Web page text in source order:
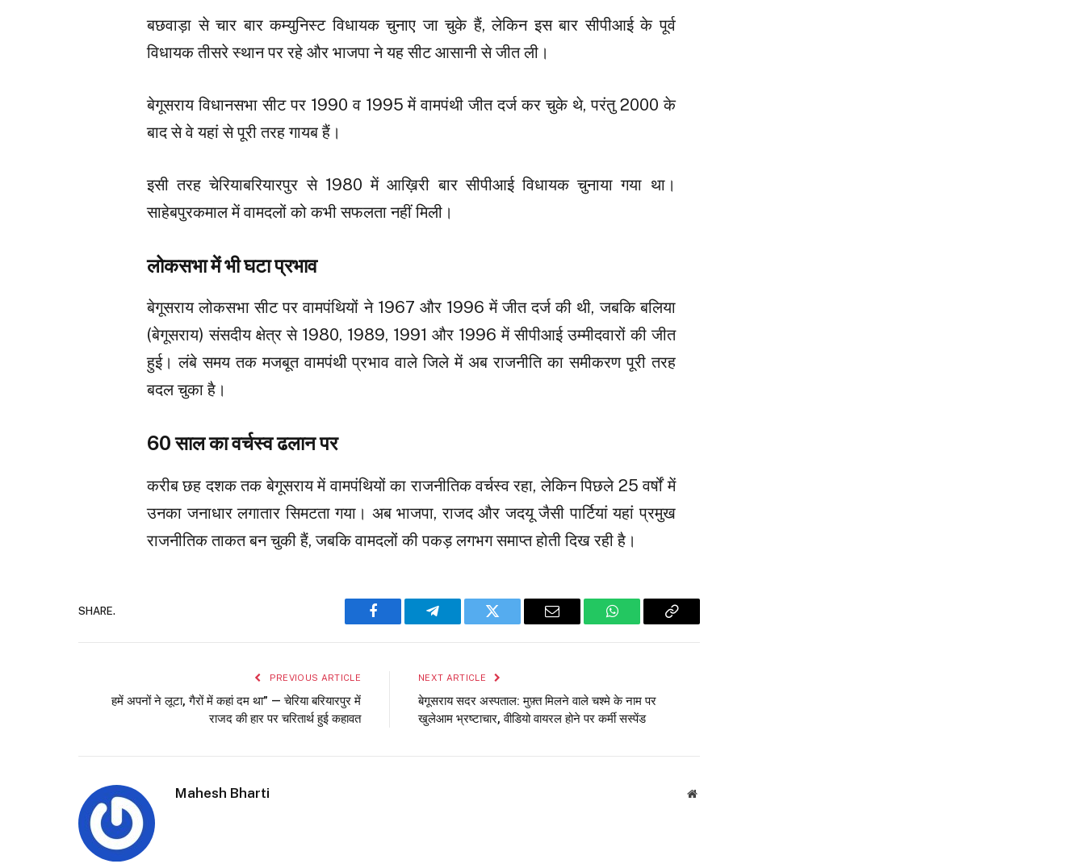
बछवाड़ा से चार बार कम्युनिस्ट विधायक चुनाए जा चुके हैं, लेकिन इस बार सीपीआई के पूर्व
विधायक तीसरे स्थान पर रहे और भाजपा ने यह सीट आसानी से जीत ली।
बेगूसराय विधानसभा सीट पर 1990 व 1995 में वामपंथी जीत दर्ज कर चुके थे, परंतु 2000 के
बाद से वे यहां से पूरी तरह गायब हैं।
इसी तरह चेरियाबरियारपुर से 1980 में आख़िरी बार सीपीआई विधायक चुनाया गया था।
साहेबपुरकमाल में वामदलों को कभी सफलता नहीं मिली।
लोकसभा में भी घटा प्रभाव
बेगूसराय लोकसभा सीट पर वामपंथियों ने 1967 और 1996 में जीत दर्ज की थी, जबकि बलिया
(बेगूसराय) संसदीय क्षेत्र से 1980, 1989, 1991 और 1996 में सीपीआई उम्मीदवारों की जीत
हुई। लंबे समय तक मजबूत वामपंथी प्रभाव वाले जिले में अब राजनीति का समीकरण पूरी तरह
बदल चुका है।
60 साल का वर्चस्व ढलान पर
करीब छह दशक तक बेगूसराय में वामपंथियों का राजनीतिक वर्चस्व रहा, लेकिन पिछले 25 वर्षों में
उनका जनाधार लगातार सिमटता गया। अब भाजपा, राजद और जदयू जैसी पार्टियां यहां प्रमुख
राजनीतिक ताकत बन चुकी हैं, जबकि वामदलों की पकड़ लगभग समाप्त होती दिख रही है।
SHARE.
Facebook Telegram Twitter Email WhatsAppCopy
PREVIOUS ARTICLE
हमें अपनों ने लूटा, गैरों में कहां दम था” — चेरिया बरियारपुर में
राजद की हार पर चरितार्थ हुई कहावत
NEXT ARTICLE
बेगूसराय सदर अस्पताल: मुफ़्त मिलने वाले चश्मे के नाम पर
खुलेआम भ्रष्टाचार, वीडियो वायरल होने पर कर्मी सस्पेंड
Mahesh Bharti Website